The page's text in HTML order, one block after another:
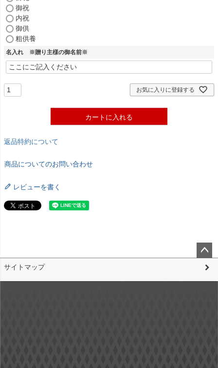
御祝
内祝
御供
粗供養
名入れ ※贈り主様の御名前※
お気に入りに登録する
カートに入れる
返品特約について
商品についてのお問い合わせ
レビューを書く
ペー
サイトマップ